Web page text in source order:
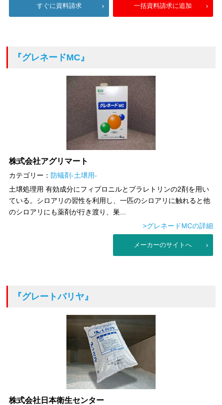
すぐに資料請求 一括資料請求に追加
『グレネードMC』
株式会社アグリマート
カテゴリー： 防蟻剤-土壌用-
土壌処理用 有効成分にフィプロニルとプラレトリンの2剤を用い
ている。シロアリの習性を利用し、一匹のシロアリに触れると他
のシロアリにも薬剤が行き渡り、巣...
>グレネードMCの詳細
メーカーのサイトへ
『グレートバリヤ』
株式会社日本衛生センター